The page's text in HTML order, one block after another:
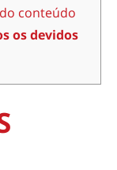
conteúdo
os devidos